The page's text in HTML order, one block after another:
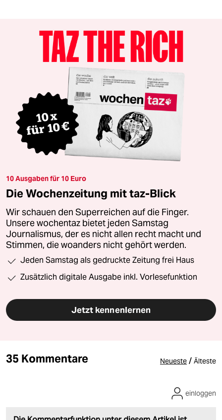
10 Ausgaben für 10 Euro
Die Wochenzeitung mit taz-Blick
Wir schauen den Superreichen auf die Finger.
Unsere wochentaz bietet jeden Samstag
Journalismus, der es nicht allen recht macht und
Stimmen, die woanders nicht gehört werden.
Jeden Samstag als gedruckte Zeitung frei Haus
Zusätzlich digitale Ausgabe inkl. Vorlesefunktion
Jetzt kennenlernen
35 Kommentare Neueste / Älteste
einloggen